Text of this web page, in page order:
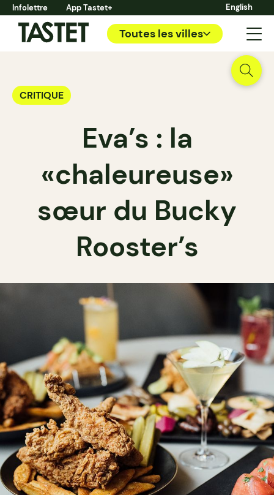
Infolettre App Tastet+ English
Toutes les villes
CRITIQUE
Eva’s : la
«chaleureuse»
sœur du Bucky
Rooster’s